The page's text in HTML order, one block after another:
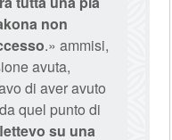
non
.» ammisi,
avuta,
di aver avuto
quel punto di
su una